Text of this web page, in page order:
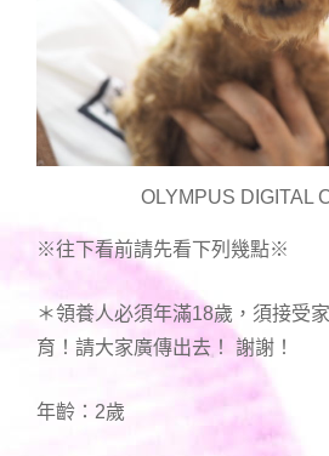
OLYMPUS DIGITAL
※往下看前請先看下列幾點※
＊領養人必須年滿18歲，須接受
育！請大家廣傳出去！ 謝謝！
年齡：2歲